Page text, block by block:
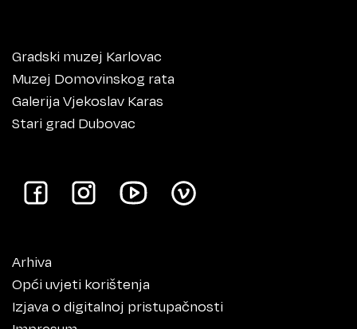
Gradski muzej Karlovac
Muzej Domovinskog rata
Galerija Vjekoslav Karas
Stari grad Dubovac
Arhiva
Opći uvjeti korištenja
Izjava o digitalnoj pristupačnosti